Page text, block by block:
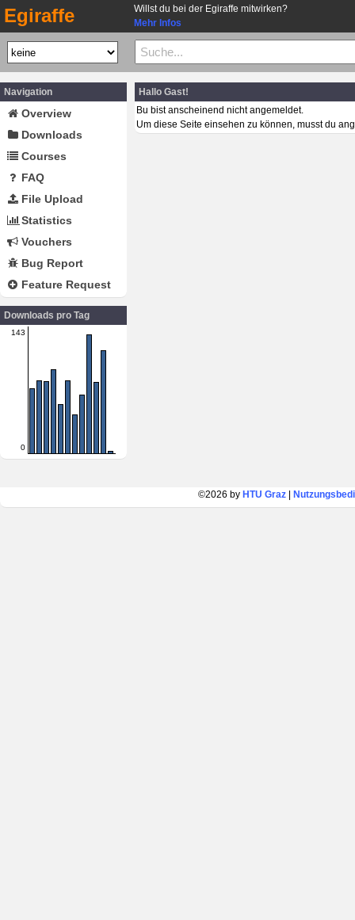
Egiraffe
Willst du bei der Egiraffe mitwirken?
Mehr Infos
Navigation
Overview
Downloads
Courses
FAQ
File Upload
Statistics
Vouchers
Bug Report
Feature Request
Downloads pro Tag
143
0
Hallo Gast!
Bu bist anscheinend nicht angemeldet.
Um diese Seite einsehen zu können, musst du
©2026 by HTU Graz|